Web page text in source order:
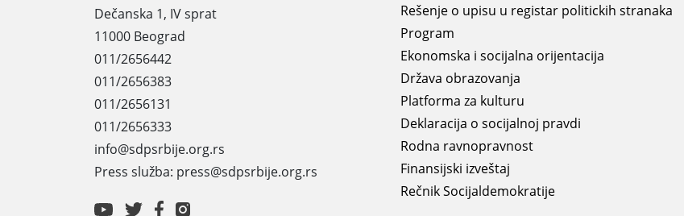
Dečanska 1, IV sprat
11000 Beograd
011/2656442
011/2656383
011/2656131
011/2656333
info@sdpsrbije.org.rs
Press služba: press@sdpsrbije.org.rs
Rešenje o upisu u registar politickih stranaka
Program
Ekonomska i socijalna orijentacija
Država obrazovanja
Platforma za kulturu
Deklaracija o socijalnoj pravdi
Rodna ravnopravnost
Finansijski izveštaj
Rečnik Socijaldemokratije